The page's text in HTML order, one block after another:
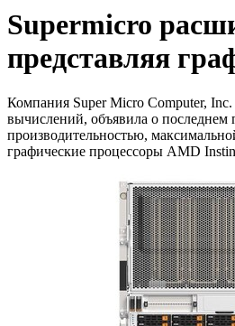
Supermicro
представляя
Компания Super Micro Computer,
вычислений, объявила о
производительностью,
графические процессоры AMD